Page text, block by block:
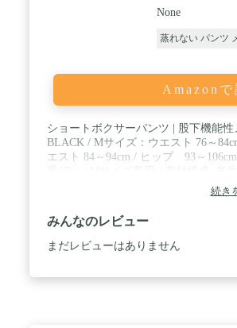
None
蒸れない パンツ
Amazonで
ショートボクサーパンツ | 股下機能
BLACK / Mサイズ：ウエスト 76～
エスト 84～94cm / ヒップ 93～
メッシュ部：ポリエステル81％ ポリ
ル63% ナイロン26％ ポリウレタン11
続き
みんなのレビュー
まだレビューはありません